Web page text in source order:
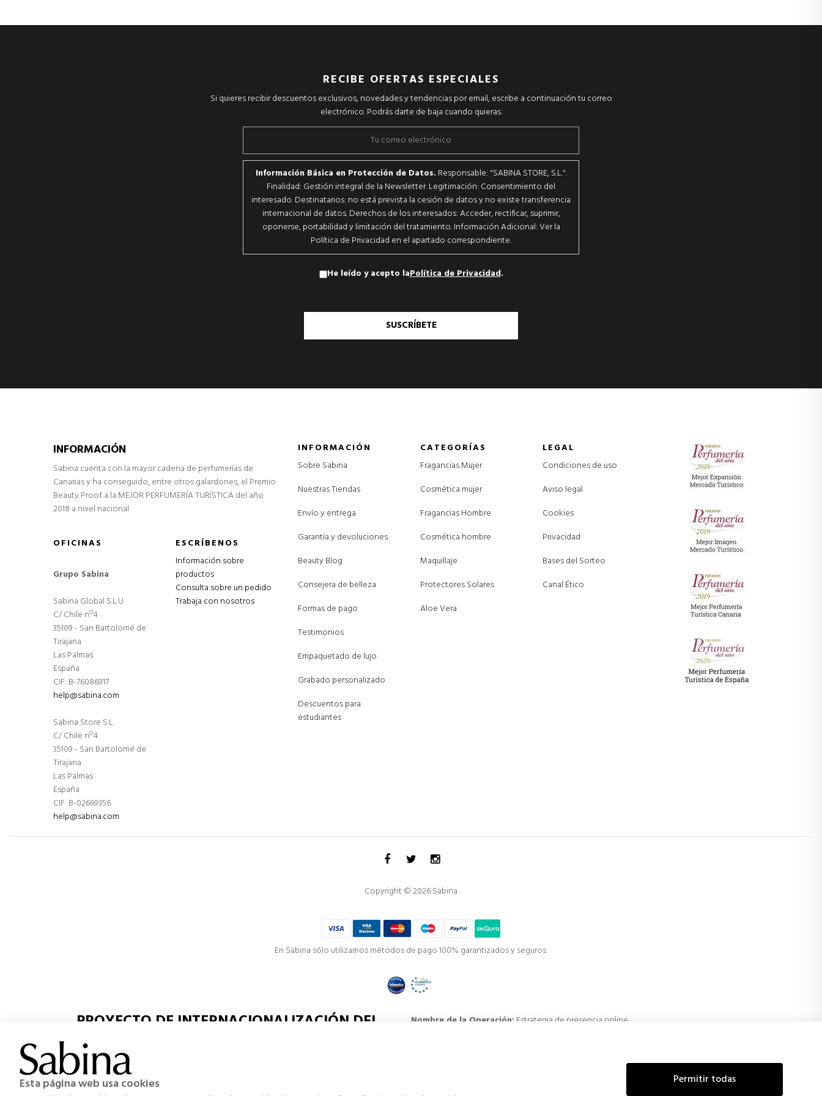
Esta página web usa cookies Permitir todas
RECIBE OFERTAS ESPECIALES
Si quieres recibir descuentos exclusivos, novedades y tendencias por email, escribe a continuación tu correo
electrónico. Podrás darte de baja cuando quieras.
Información Básica en Protección de Datos. Responsable: "SABINA STORE, S.L.".
Finalidad: Gestión integral de la Newsletter. Legitimación: Consentimiento del
interesado. Destinatarios: no está prevista la cesión de datos y no existe transferencia
internacional de datos. Derechos de los interesados: Acceder, rectificar, suprimir,
oponerse, portabilidad y limitación del tratamiento. Información Adicional: Ver la
Política de Privacidad en el apartado correspondiente.
He leído y acepto laPolítica de Privacidad.
SUSCRÍBETE
INFORMACIÓN
Sabina cuenta con la mayor cadena de perfumerías de
Canarias y ha conseguido, entre otros galardones, el Premio
Beauty Proof a la MEJOR PERFUMERÍA TURÍSTICA del año
2018 a nivel nacional
OFICINAS
Grupo Sabina
Sabina Global S.L.U
C/ Chile nº4
35109 - San Bartolomé de
Tirajana
Las Palmas
España
CIF: B-76086917
help@sabina.com
Sabina Store S.L.
C/ Chile nº4
35109 - San Bartolomé de
Tirajana
Las Palmas
España
CIF: B-02669356
help@sabina.com
ESCRÍBENOS
Información sobre
productos
Consulta sobre un pedido
Trabaja con nosotros
INFORMACIÓN
Sobre Sabina
Nuestras Tiendas
Envío y entrega
Garantía y devoluciones
Beauty Blog
Consejera de belleza
Formas de pago
Testimonios
Empaquetado de lujo
Grabado personalizado
Descuentos para
estudiantes
CATEGORÍAS
Fragancias Mujer
Cosmética mujer
Fragancias Hombre
Cosmética hombre
Maquillaje
Protectores Solares
Aloe Vera
LEGAL
Condiciones de uso
Aviso legal
Cookies
Privacidad
Bases del Sorteo
Canal Ético
Copyright © 2026 Sabina
En Sabina sólo utilizamos métodos de pago 100% garantizados y seguros.
PROYECTO DE INTERNACIONALIZACIÓN DEL Nombre de la Operación: Estrategia de presencia online
Aumento de la competitividad de mercados internacionales.